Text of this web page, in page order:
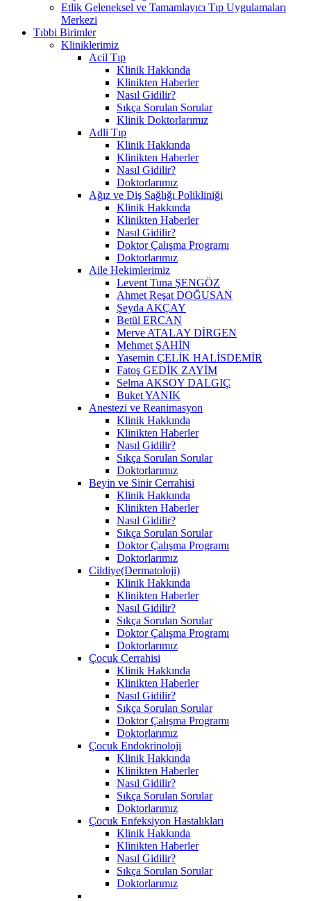
Etlik Geleneksel ve Tamamlayıcı Tıp Uygulamaları
Merkezi
Tıbbi Birimler
Kliniklerimiz
Acil Tıp
Klinik Hakkında
Klinikten Haberler
Nasıl Gidilir?
Sıkça Sorulan Sorular
Klinik Doktorlarımız
Adli Tıp
Klinik Hakkında
Klinikten Haberler
Nasıl Gidilir?
Doktorlarımız
Ağız ve Diş Sağlığı Polikliniği
Klinik Hakkında
Klinikten Haberler
Nasıl Gidilir?
Doktor Çalışma Programı
Doktorlarımız
Aile Hekimlerimiz
Levent Tuna ŞENGÖZ
Ahmet Reşat DOĞUSAN
Şeyda AKÇAY
Betül ERCAN
Merve ATALAY DİRGEN
Mehmet ŞAHİN
Yasemin ÇELİK HALİSDEMİR
Fatoş GEDİK ZAYİM
Selma AKSOY DALGIÇ
Buket YANIK
Anestezi ve Reanimasyon
Klinik Hakkında
Klinikten Haberler
Nasıl Gidilir?
Sıkça Sorulan Sorular
Doktorlarımız
Beyin ve Sinir Cerrahisi
Klinik Hakkında
Klinikten Haberler
Nasıl Gidilir?
Sıkça Sorulan Sorular
Doktor Çalışma Programı
Doktorlarımız
Cildiye(Dermatoloji)
Klinik Hakkında
Klinikten Haberler
Nasıl Gidilir?
Sıkça Sorulan Sorular
Doktor Çalışma Programı
Doktorlarımız
Çocuk Cerrahisi
Klinik Hakkında
Klinikten Haberler
Nasıl Gidilir?
Sıkça Sorulan Sorular
Doktor Çalışma Programı
Doktorlarımız
Çocuk Endokrinoloji
Klinik Hakkında
Klinikten Haberler
Nasıl Gidilir?
Sıkça Sorulan Sorular
Doktorlarımız
Çocuk Enfeksiyon Hastalıkları
Klinik Hakkında
Klinikten Haberler
Nasıl Gidilir?
Sıkça Sorulan Sorular
Doktorlarımız